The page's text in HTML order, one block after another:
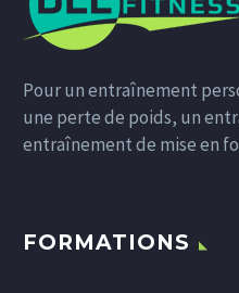
Pour un entraînement
une perte de poids, un
entraînement de mise en
FORMATIONS